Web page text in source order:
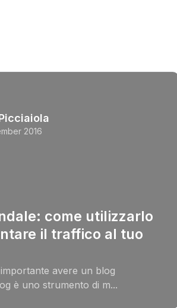
2016
come utilizzarlo
il traffico al tuo
avere un blog
è uno strumento di m...